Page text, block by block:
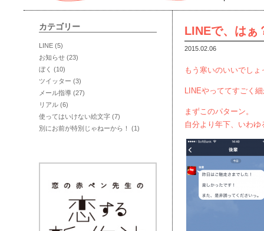
カテゴリー
LINE (5)
お知らせ (23)
ぼく (10)
ツイッター (3)
メール指導 (27)
リアル (6)
使ってはいけない絵文字 (7)
別にお前が特別じゃねーから！
(1)
LINEで、はぁ
2015.02.06
もう寒いのいいでし
LINEやっててすごく
まずこのパターン。
自分より年下、いわゆ